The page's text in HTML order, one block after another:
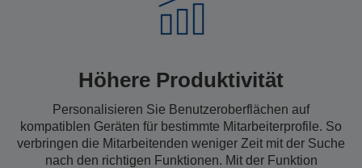
Höhere Produktivität
Personalisieren Sie Benutzeroberflächen auf
kompatiblen Geräten für bestimmte Mitarbeiterprofile. So
verbringen die Mitarbeitenden weniger Zeit mit der Suche
nach den richtigen Funktionen. Mit der Funktion